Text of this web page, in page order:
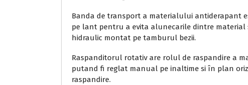
Banda de transport a materialului antiderapant
pe lant pentru a evita alunecarile dintre
hidraulic montat pe tamburul bezii.
Raspanditorul rotativ are rolul de raspandire a
putand fi reglat manual pe inaltime si în plan
raspandire.